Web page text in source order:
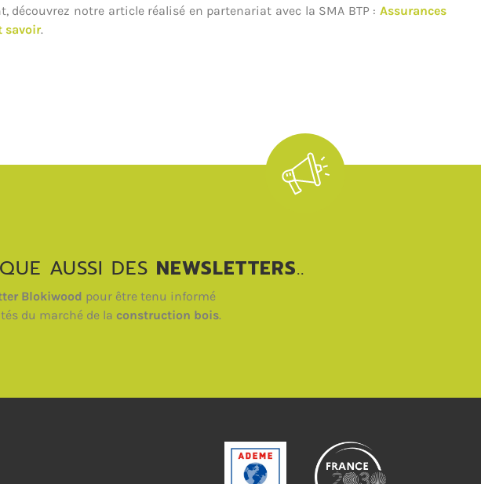
découvrez notre article réalisé en partenariat avec la SMA BTP : Assurances
savoir.
AUSSI DES NEWSLETTERS..
Blokiwood pour être tenu informé
du marché de la construction bois.